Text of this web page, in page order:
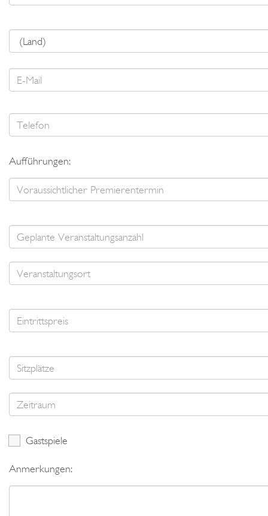
Aufführungen:
Gastspiele
Anmerkungen: